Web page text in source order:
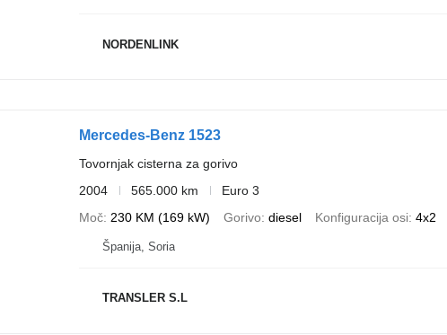
NORDENLINK
Mercedes-Benz 1523
Tovornjak cisterna za gorivo
2004
565.000 km
Euro 3
Moč 230 KM (169 kW) Gorivo diesel Konfiguracija osi 4x2
Španija, Soria
TRANSLER S.L